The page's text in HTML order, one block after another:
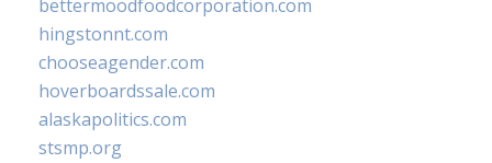
bettermoodfoodcorporation.com
hingstonnt.com
chooseagender.com
hoverboardssale.com
alaskapolitics.com
stsmp.org